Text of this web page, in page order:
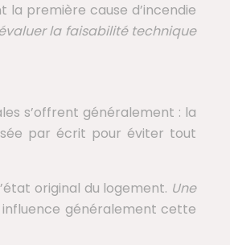
la première cause d’incendie
la faisabilité technique
s’offrent généralement : la
par écrit pour éviter tout
original du logement. Une
généralement cette